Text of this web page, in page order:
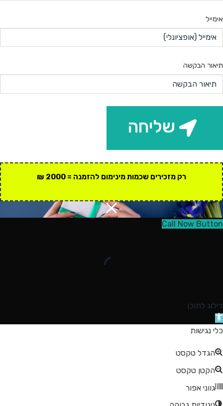
אימייל
תיאור הבקשה
שליחה
רק מזכירים שכמות מינימום להזמנה = 2000 ₪
Call Now Button
דילוג לתוכן
פתח
סרגל
כלי נגישות
הגדל טקסט
הקטן טקסט
גווני אפור